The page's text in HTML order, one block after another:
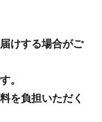
けする場合がご
。
を負担いただく